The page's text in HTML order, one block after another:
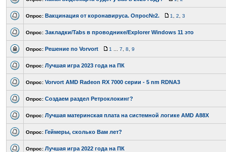
Опрос: Вакцинация от коронавируса. Опрос№2. 1 2 3
Опрос: Закладки/Tabs в проводнике/Explorer Windows 11 это
Опрос: Решение по Vorvort 1 7 8 9
Опрос: Лучшая игра 2023 года на ПК
Опрос: Vorvort AMD Radeon RX 7000 серии - 5 nm RDNA3
Опрос: Создаем раздел Ретроклокинг?
Опрос: Лучшая материнская плата на системной логике AMD A88X
Опрос: Геймеры, сколько Вам лет?
Опрос: Лучшая игра 2022 года на ПК